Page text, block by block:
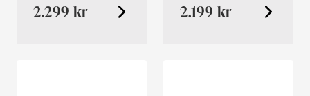
2.299 kr 2.199 kr